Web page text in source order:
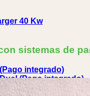
40 Kw
sistemas de
integrado)
(Pago integrado)